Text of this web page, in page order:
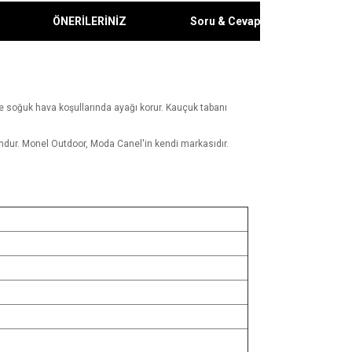
ÖNERİLERİNİZ Soru & Cevap
soğuk hava koşullarında ayağı korur. Kauçuk tabanı
Monel Outdoor, Moda Canel'in kendi markasıdır.